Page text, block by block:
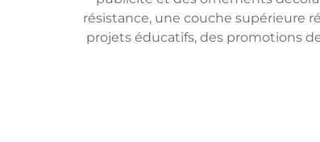
résistance, une couche supérieure
projets éducatifs, des promotions